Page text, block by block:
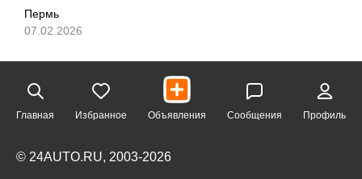
Пермь
07.02.2026
Главная Избранное Объявления Сообщения Профиль
© 24AUTO.RU, 2003-2026